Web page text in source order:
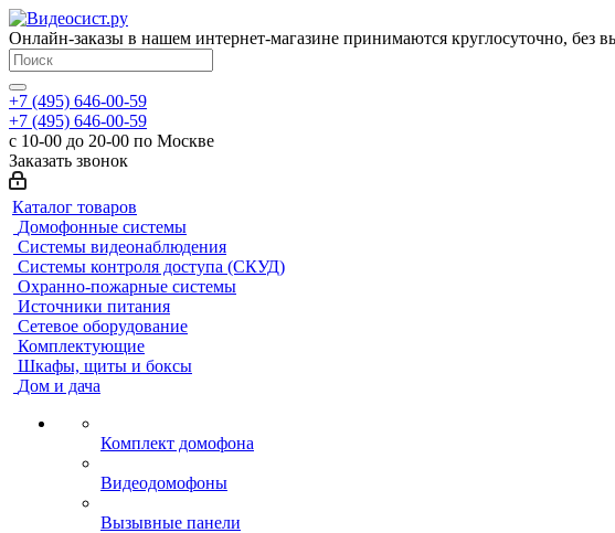
Онлайн-заказы в нашем интернет-магазине принимаются круглосуточно, без
+7 (495) 646-00-59
+7 (495) 646-00-59
с 10-00 до 20-00 по Москве
Заказать звонок
Каталог товаров
Домофонные системы
Системы видеонаблюдения
Системы контроля доступа (СКУД)
Охранно-пожарные системы
Источники питания
Сетевое оборудование
Комплектующие
Шкафы, щиты и боксы
Дом и дача
Комплект домофона
Видеодомофоны
Вызывные панели